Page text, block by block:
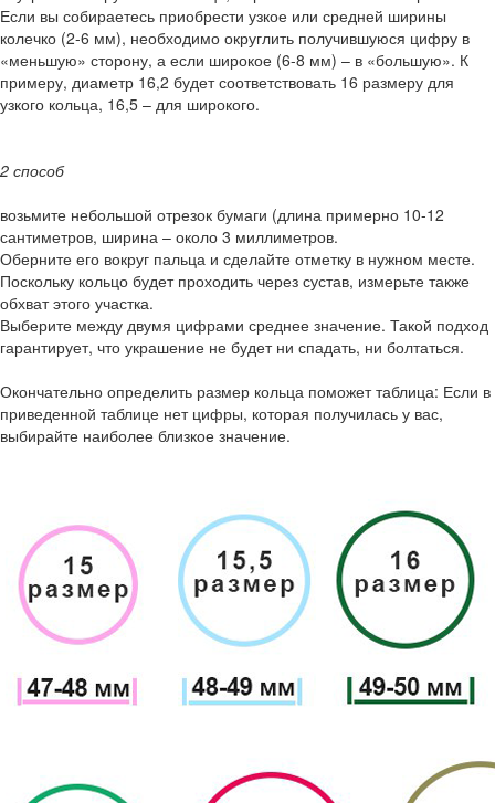
Если вы собираетесь приобрести узкое или средней ширины
колечко (2-6 мм), необходимо округлить получившуюся цифру в
«меньшую» сторону, а если широкое (6-8 мм) – в «большую». К
примеру, диаметр 16,2 будет соответствовать 16 размеру для
узкого кольца, 16,5 – для широкого.
2 способ
возьмите небольшой отрезок бумаги (длина примерно 10-12
сантиметров, ширина – около 3 миллиметров.
Оберните его вокруг пальца и сделайте отметку в нужном месте.
Поскольку кольцо будет проходить через сустав, измерьте также
обхват этого участка.
Выберите между двумя цифрами среднее значение. Такой подход
гарантирует, что украшение не будет ни спадать, ни болтаться.
Окончательно определить размер кольца поможет таблица: Если в
приведенной таблице нет цифры, которая получилась у вас,
выбирайте наиболее близкое значение.